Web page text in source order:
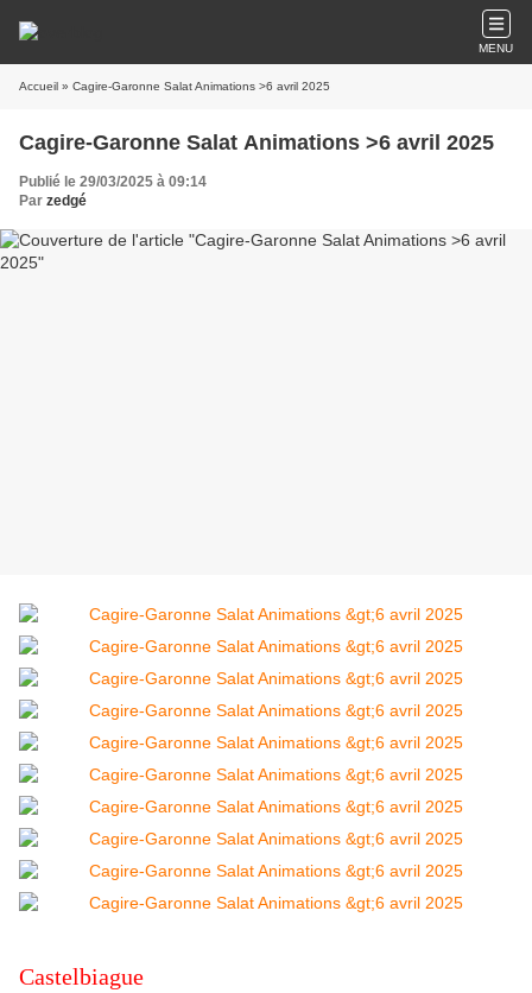
MENU
Accueil » Cagire-Garonne Salat Animations >6 avril 2025
Cagire-Garonne Salat Animations >6 avril 2025
Publié le 29/03/2025 à 09:14
Par zedgé
Castelbiague